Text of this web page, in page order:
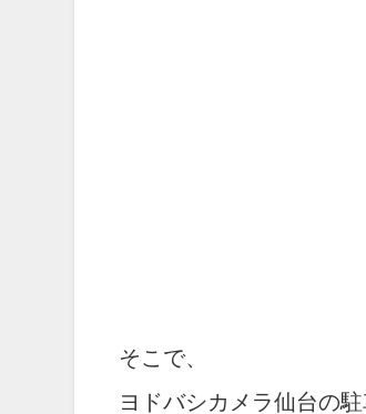
そこで、
ヨドバシカメラ仙台の